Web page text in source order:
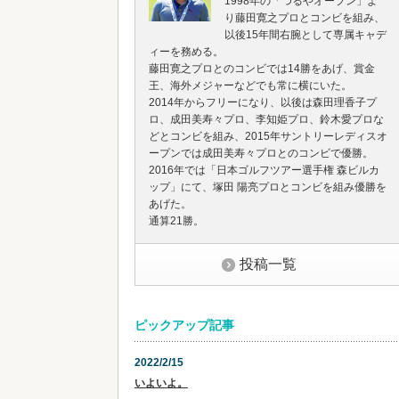
り藤田寛之プロとコンビを組み、
以後15年間右腕として専属キャデ
ィーを務める。
藤田寛之プロとのコンビでは14勝をあげ、賞金
王、海外メジャーなどでも常に横にいた。
2014年からフリーになり、以後は森田理香子プ
ロ、成田美寿々プロ、李知姫プロ、鈴木愛プロな
どとコンビを組み、2015年サントリーレディスオ
ープンでは成田美寿々プロとのコンビで優勝。
2016年では「日本ゴルフツアー選手権 森ビルカ
ップ」にて、塚田 陽亮プロとコンビを組み優勝を
あげた。
通算21勝。
投稿一覧
ピックアップ記事
2022/2/15
いよいよ。